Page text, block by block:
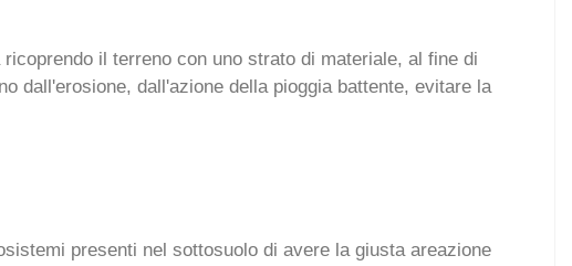
il terreno con uno strato di materiale, al fine di
dall'erosione, dall'azione della pioggia battente, evitare la
presenti nel sottosuolo di avere la giusta areazione